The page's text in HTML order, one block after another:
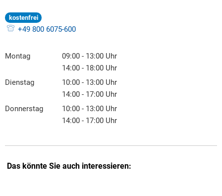
kostenfrei
+49 800 6075-600
Montag 09:00 - 13:00 Uhr
Von 09:00 bis 13:00 Uhr
14:00 - 18:00 Uhr
Von 14:00 bis 18:00 Uhr
Dienstag 10:00 - 13:00 Uhr
Von 10:00 bis 13:00 Uhr
14:00 - 17:00 Uhr
Von 14:00 bis 17:00 Uhr
Donnerstag 10:00 - 13:00 Uhr
Von 10:00 bis 13:00 Uhr
14:00 - 17:00 Uhr
Das könnte Sie auch interessieren: